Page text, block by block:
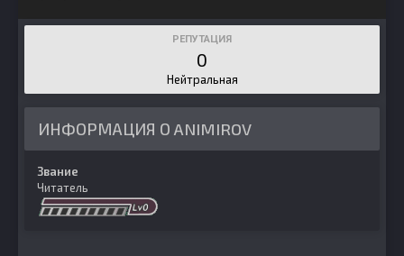
РЕПУТАЦИЯ
0
Нейтральная
ИНФОРМАЦИЯ О ANIMIROV
Звание
Читатель